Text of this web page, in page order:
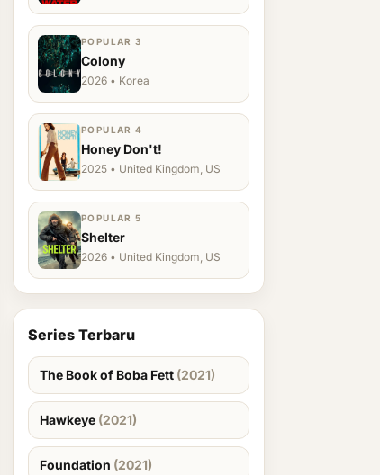
POPULAR 3
Colony
2026 • Korea
POPULAR 4
Honey Don't!
2025 • United Kingdom, US
POPULAR 5
Shelter
2026 • United Kingdom, US
Series Terbaru
The Book of Boba Fett (2021)
Hawkeye (2021)
Foundation (2021)